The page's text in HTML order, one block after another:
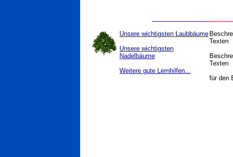
Unsere wichtigsten Laubbäume
Unsere wichtigsten
Nadelbäume
Weitere gute Lernhilfen...
Texten
Texten
für den